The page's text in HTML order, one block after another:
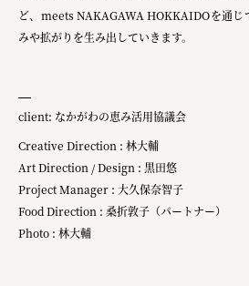
ど、meets NAKAGAWA HOKKAIDOを通じ
みや拡がりを生み出していきます。
client: なかがわの恵み活用協議会
Creative Direction : 林大輔
Art Direction / Design : 黒田悠
Project Manager : 大久保奈智子
Food Direction : 桑折敦子（パートナー）
Photo : 林大輔